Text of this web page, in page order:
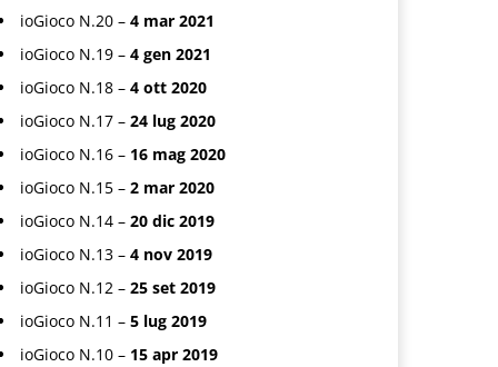
ioGioco N.20 – 4 mar 2021
ioGioco N.19 – 4 gen 2021
ioGioco N.18 – 4 ott 2020
ioGioco N.17 – 24 lug 2020
ioGioco N.16 – 16 mag 2020
ioGioco N.15 – 2 mar 2020
ioGioco N.14 – 20 dic 2019
ioGioco N.13 – 4 nov 2019
ioGioco N.12 – 25 set 2019
ioGioco N.11 – 5 lug 2019
ioGioco N.10 – 15 apr 2019